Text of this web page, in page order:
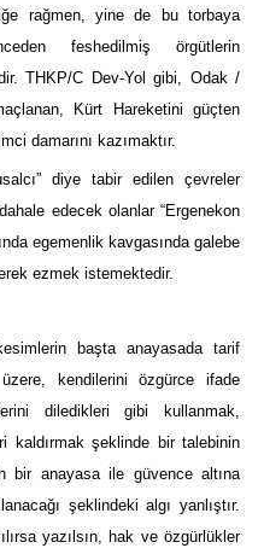
rağmen, yine de bu torbaya
feshedilmiş örgütlerin
THKP/C Dev-Yol gibi, Odak /
Kürt Hareketini güçten
damarını kazımaktır.
diye tabir edilen çevreler
edecek olanlar “Ergenekon
egemenlik kavgasında galebe
ezmek istemektedir.
başta anayasada tarif
kendilerini özgürce ifade
diledikleri gibi kullanmak,
kaldırmak şeklinde bir talebinin
bir anayasa ile güvence altına
şeklindeki algı yanlıştır.
yazılsın, hak ve özgürlükler